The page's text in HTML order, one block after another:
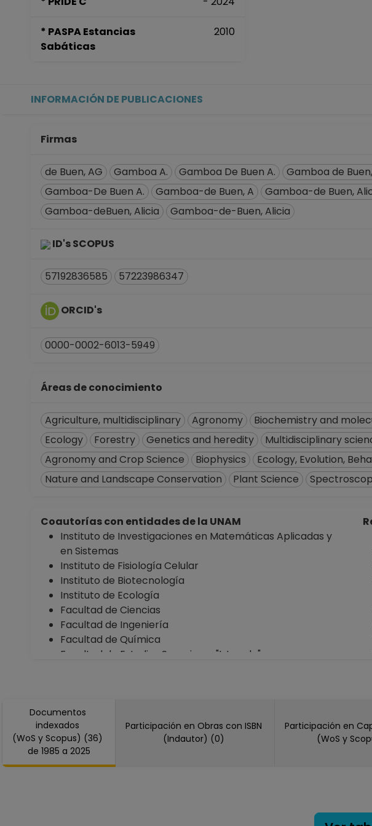
* PASPA Estancias
Sabáticas
2010
INFORMACIÓN DE PUBLICACIONES
Firmas
de Buen, AG Gamboa A. Gamboa De Buen A. Gamboa de
Gamboa-De Buen A.
Gamboa-de Buen, A Gamboa-de Buen,
Gamboa-deBuen, Alicia
Gamboa-de-Buen, Alicia
ID's SCOPUS
57192836585 57223986347
ORCID's
0000-0002-6013-5949
Áreas de conocimiento
Agriculture, multidisciplinary Agronomy Biochemistry and
Ecology
Forestry Genetics and heredity Multidisciplinary
Agronomy and Crop Science
Biophysics Ecology, Evolution,
Nature and Landscape Conservation
Plant Science
Coautorías con entidades de la UNAM
Instituto de Investigaciones en Matemáticas Aplicadas y
en Sistemas
Instituto de Fisiología Celular
Instituto de Biotecnología
Instituto de Ecología
Facultad de Ciencias
Facultad de Ingeniería
Facultad de Química
Facultad de Estudios Superiores "Iztacala"
Documentos
indexados
(WoS y Scopus) (36)
de 1985 a 2025
Participación en Obras con ISBN
(Indautor) (0)
Participación en